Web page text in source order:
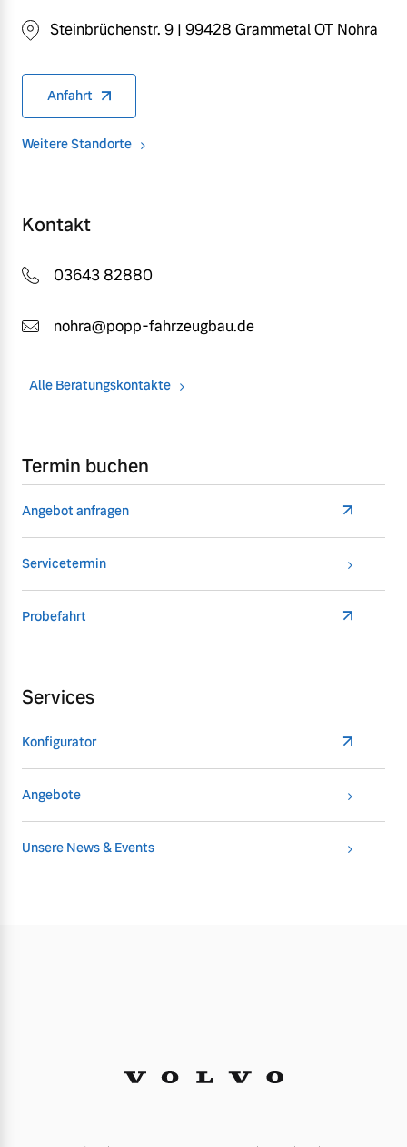
Steinbrüchenstr. 9 | 99428 Grammetal OT Nohra
Anfahrt
Weitere Standorte
Kontakt
03643 82880
nohra@popp-fahrzeugbau.de
Alle Beratungskontakte
Termin buchen
Angebot anfragen
Servicetermin
Probefahrt
Services
Konfigurator
Angebote
Unsere News & Events